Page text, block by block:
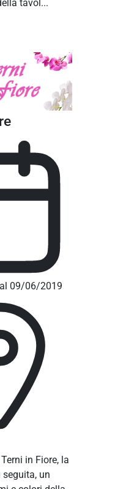
tavol...
09/06/2019
in Fiore, la
un